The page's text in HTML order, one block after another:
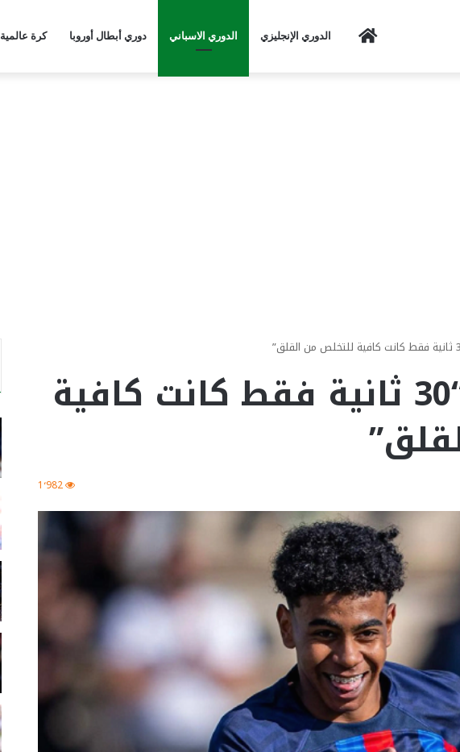
Home الدوري الإنجليزي الدوري الاسباني دوري أبطال أوروبا كرة عالمية
لامين يامال: “30 ثانية فقط كانت كافية
1٬982